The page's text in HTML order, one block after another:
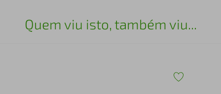
Quem viu isto, também viu...